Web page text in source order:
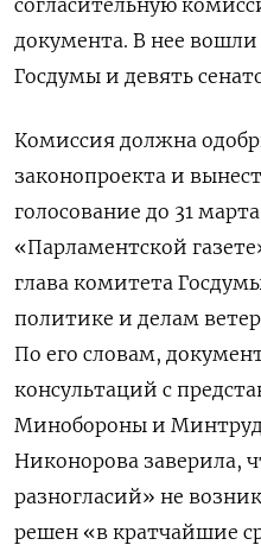
согласительную
документа. В нее вошли
Госдумы и девять
Комиссия должна
законопроекта и
голосование до 31
«Парламентской
глава комитета
политике и делам
По его словам,
консультаций с
Минобороны и
Никонорова заверила,
разногласий» не
решен «в кратчайшие